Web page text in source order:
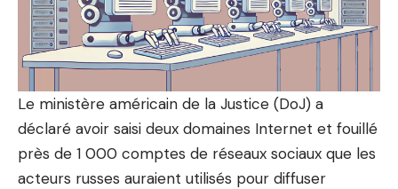
Le ministère américain de la Justice (DoJ) a
déclaré avoir saisi deux domaines Internet et fouillé
près de 1 000 comptes de réseaux sociaux que les
acteurs russes auraient utilisés pour diffuser